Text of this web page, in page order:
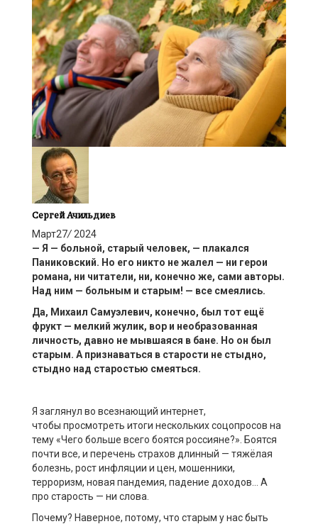
Сергей Ачильдиев
Март27/ 2024
— Я — больной, старый человек, — плакался
Паниковский. Но его никто нежалел — ни герои
романа, ни читатели, ни, конечно же, сами авторы.
Над ним — больным и старым! — все смеялись.
Да, Михаил Самуэлевич, конечно, был тот ещё
фрукт — мелкий жулик, вор и необразованная
личность, давно не мывшаяся в бане. Но он был
старым. А признаваться в старости не стыдно,
стыдно над старостью смеяться.
Я заглянул во всезнающий интернет,
чтобы просмотреть итоги нескольких соцопросов на
тему «Чего больше всего боятся россияне?». Боятся
почти все, и перечень страхов длинный — тяжёлая
болезнь, рост инфляции и цен, мошенники,
терроризм, новая пандемия, падение доходов… А
про старость — ни слова.
Почему? Наверное, потому, что старым у нас быть